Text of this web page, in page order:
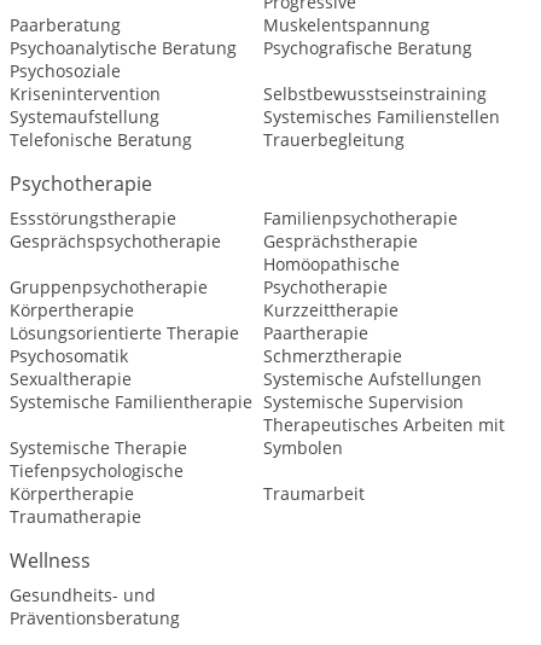
Paarberatung
Muskelentspannung
Psychoanalytische Beratung
Psychografische Beratung
Psychosoziale
Krisenintervention
Selbstbewusstseinstraining
Systemaufstellung
Systemisches Familienstellen
Telefonische Beratung
Trauerbegleitung
Psychotherapie
Essstörungstherapie
Familienpsychotherapie
Gesprächspsychotherapie
Gesprächstherapie
Gruppenpsychotherapie
Homöopathische
Psychotherapie
Körpertherapie
Kurzzeittherapie
Lösungsorientierte Therapie
Paartherapie
Psychosomatik
Schmerztherapie
Sexualtherapie
Systemische Aufstellungen
Systemische Familientherapie Systemische Supervision
Systemische Therapie
Therapeutisches Arbeiten mit
Symbolen
Tiefenpsychologische
Körpertherapie
Traumarbeit
Traumatherapie
Wellness
Gesundheits- und
Präventionsberatung